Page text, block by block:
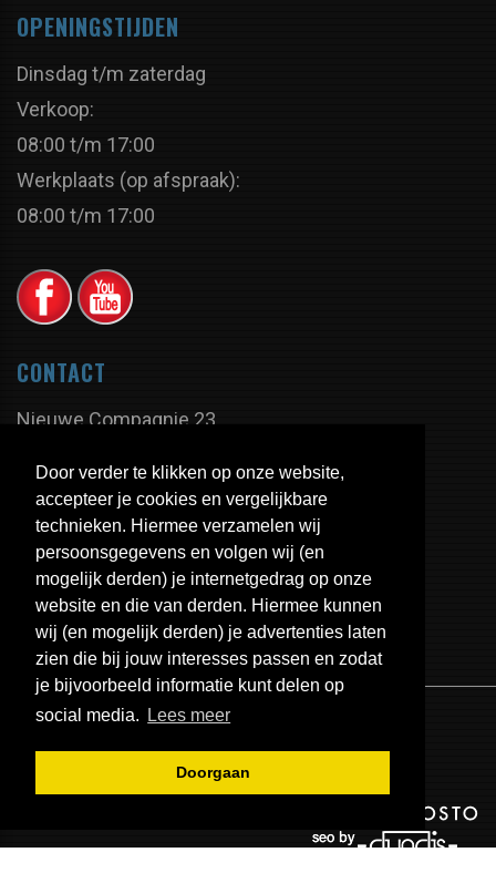
Door verder te klikken op onze website,
accepteer je cookies en vergelijkbare
technieken. Hiermee verzamelen wij
persoonsgegevens en volgen wij (en
mogelijk derden) je internetgedrag op onze
website en die van derden. Hiermee kunnen
wij (en mogelijk derden) je advertenties laten
zien die bij jouw interesses passen en zodat
je bijvoorbeeld informatie kunt delen op
social media.
Lees meer
Doorgaan
OPENINGSTIJDEN
Dinsdag t/m zaterdag
Verkoop:
08:00 t/m 17:00
Werkplaats (op afspraak):
08:00 t/m 17:00
CONTACT
Nieuwe Compagnie 23
Nederland
Tel:
+31 598 - 350 335
Fax:
+31 598 - 320 402
E-mail:
info@uitlaten.com